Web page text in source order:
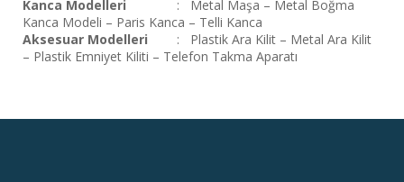
Kanca Modelleri : Metal Maşa – Metal Boğma
Kanca Modeli – Paris Kanca – Telli Kanca
Aksesuar Modelleri
: Plastik Ara Kilit – Metal Ara Kilit
– Plastik Emniyet Kiliti – Telefon Takma Aparatı